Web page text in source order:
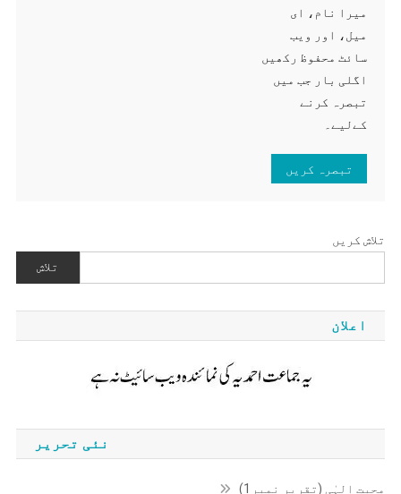
میرا نام، ای
میل، اور ویب
سائٹ محفوظ رکھیں
اگلی بار جب میں
تبصرہ کرنے
کےلیے۔
تلاش کریں
تلاش
اعلان
نئی تحریر
محبتِ الہٰی (تقریر نمبر1)